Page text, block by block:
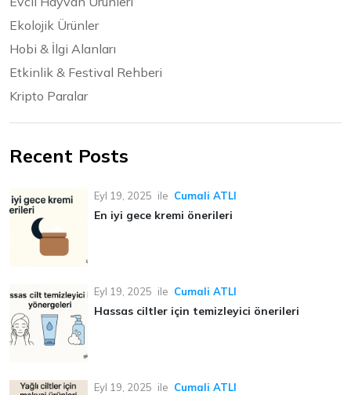
Ekolojik Ürünler
Hobi & İlgi Alanları
Etkinlik & Festival Rehberi
Kripto Paralar
Recent Posts
Eyl 19, 2025 ile Cumali ATLI
En iyi gece kremi önerileri
Eyl 19, 2025 ile Cumali ATLI
Hassas ciltler için temizleyici önerileri
Eyl 19, 2025 ile Cumali ATLI